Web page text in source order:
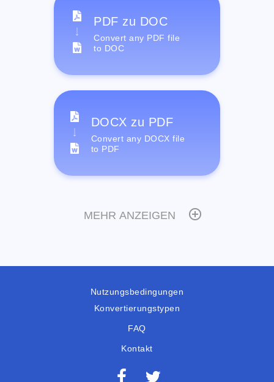
PDF zu DOC
Convert any PDF file
to DOC
DOCX zu PDF
Convert any DOCX file
to PDF
MEHR ANZEIGEN
Nutzungsbedingungen
Konvertierungstypen
FAQ
Kontakt